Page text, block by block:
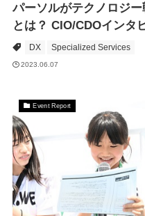
パーソルがテクノロジー
とは？ CIO/CDOインタ
DX Specialized Services
2023.06.07
Event Report